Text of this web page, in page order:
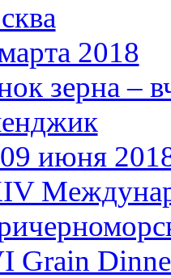
2018
зерна –
июня
Grain